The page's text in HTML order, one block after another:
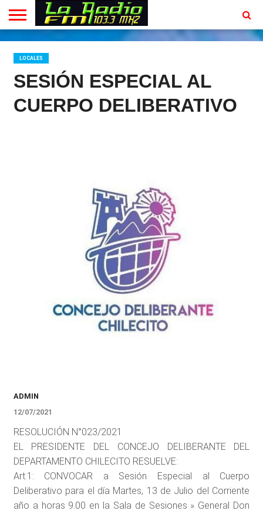
INICIO
EN
VIVO
PROGRAMACION
CONTACTO
LOCALES
SESIÓN ESPECIAL AL
CUERPO DELIBERATIVO
ADMIN
12/07/2021
RESOLUCIÓN N°023/2021
EL PRESIDENTE DEL CONCEJO DELIBERANTE DEL
DEPARTAMENTO CHILECITO RESUELVE:
Art.1: CONVOCAR a Sesión Especial al Cuerpo
Deliberativo para el día Martes, 13 de Julio del Corriente
año a horas 9.00 en la Sala de Sesiones » General Don